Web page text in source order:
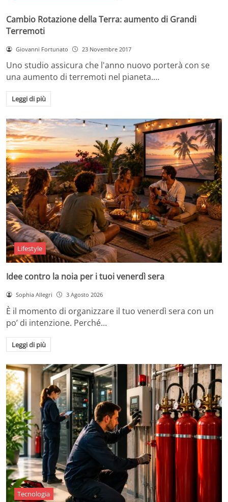
Cambio Rotazione della Terra: aumento di Grandi
Terremoti
Giovanni Fortunato 23 Novembre 2017
Uno studio assicura che l'anno nuovo porterà con se
una aumento di terremoti nel pianeta.…
Leggi di più
Lifestyle
Idee contro la noia per i tuoi venerdì sera
Sophia Allegri 3 Agosto 2026
È il momento di organizzare il tuo venerdì sera con un
po’ di intenzione. Perché…
Leggi di più
Tecnologia